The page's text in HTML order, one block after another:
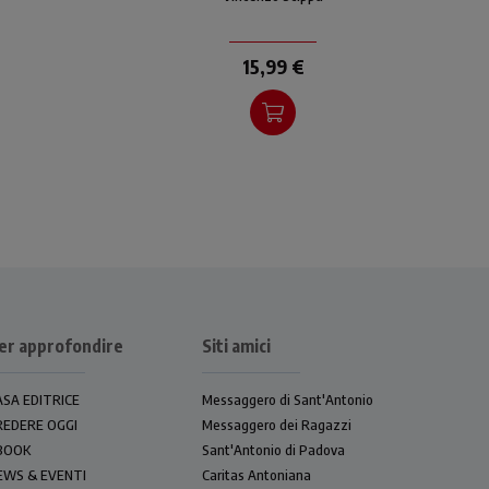
lo e
15,99 €
approfondire
EDITRICE
OGGI
& EVENTI
Siti amici
Messaggero di Sant'Antonio
Messaggero dei Ragazzi
Sant'Antonio di Padova
Caritas Antoniana